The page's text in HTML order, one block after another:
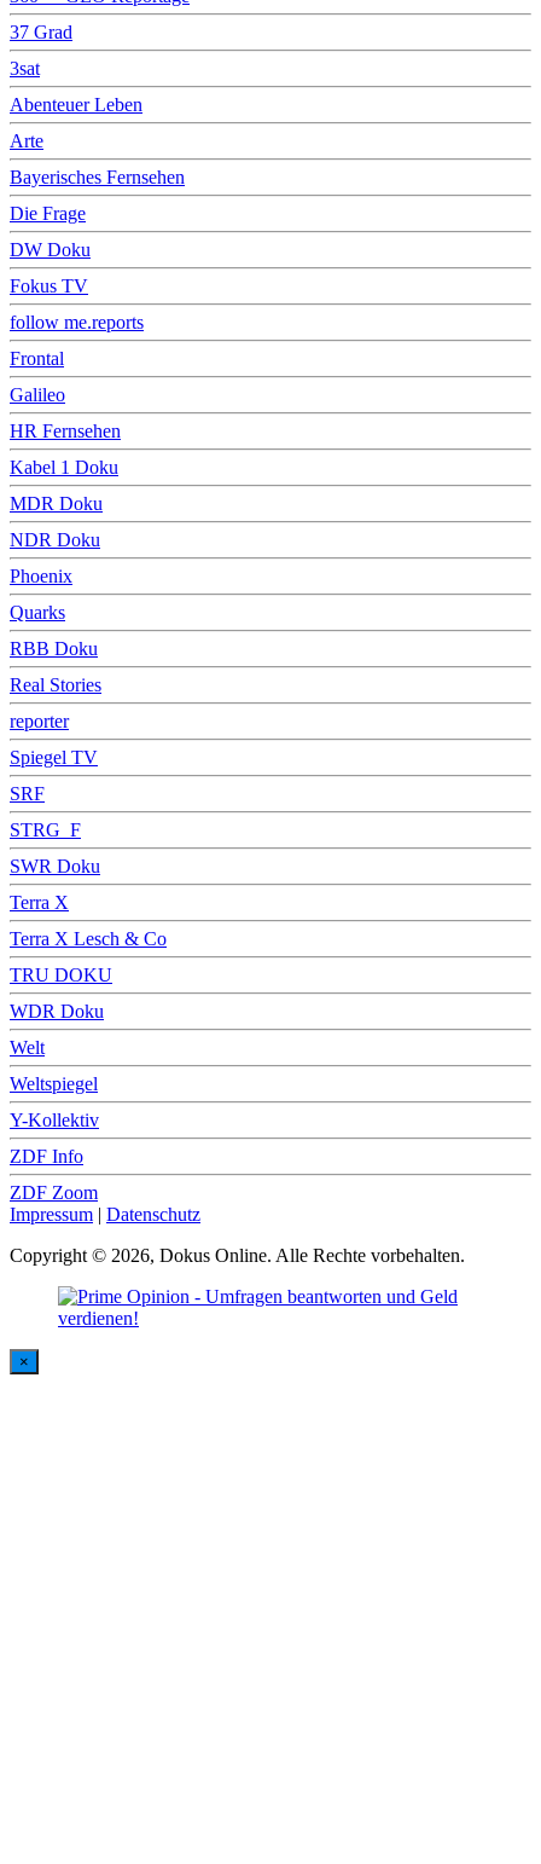
37 Grad
3sat
Abenteuer Leben
Arte
Bayerisches Fernsehen
Die Frage
DW Doku
Fokus TV
follow me.reports
Frontal
Galileo
HR Fernsehen
Kabel 1 Doku
MDR Doku
NDR Doku
Phoenix
Quarks
RBB Doku
Real Stories
reporter
Spiegel TV
SRF
STRG_F
SWR Doku
Terra X
Terra X Lesch & Co
TRU DOKU
WDR Doku
Welt
Weltspiegel
Y-Kollektiv
ZDF Info
ZDF Zoom
Impressum | Datenschutz
Copyright © 2026, Dokus Online. Alle Rechte vorbehalten.
×